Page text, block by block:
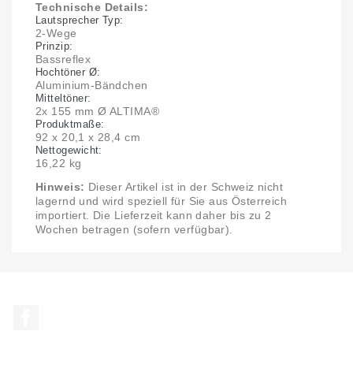
Technische Details:
Lautsprecher Typ:
2-Wege
Prinzip:
Bassreflex
Hochtöner Ø:
Aluminium-Bändchen
Mitteltöner:
2x 155 mm Ø ALTIMA®
Produktmaße:
92 x 20,1 x 28,4 cm
Nettogewicht:
16,22 kg
Hinweis: Dieser Artikel ist in der Schweiz nicht
lagernd und wird speziell für Sie aus Österreich
importiert. Die Lieferzeit kann daher bis zu 2
Wochen betragen (sofern verfügbar).